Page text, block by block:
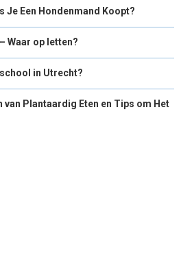
Je Een Hondenmand Koopt?
Waar op letten?
in Utrecht?
Plantaardig Eten en Tips om Het